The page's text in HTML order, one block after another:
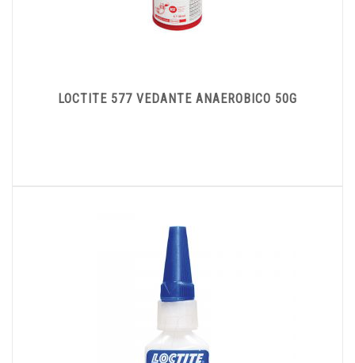
LOCTITE 577 VEDANTE ANAEROBICO 50G